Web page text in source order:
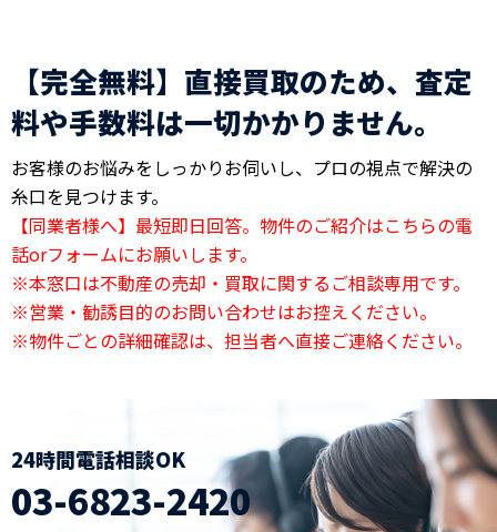
【完全無料】直接買取のため、査定
料や手数料は一切かかりません。
お客様のお悩みをしっかりお伺いし、プロの視点で解決の
糸口を見つけます。
【同業者様へ】最短即日回答。物件のご紹介はこちらの電
話orフォームにお願いします。
※本窓口は不動産の売却・買取に関するご相談専用です。
※営業・勧誘目的のお問い合わせはお控えください。
※物件ごとの詳細確認は、担当者へ直接ご連絡ください。
24時間電話相談OK
03-6823-2420